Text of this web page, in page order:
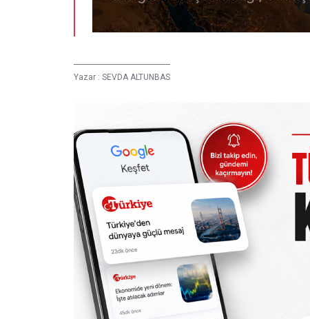
Yazar : SEVDA ALTUNBAS